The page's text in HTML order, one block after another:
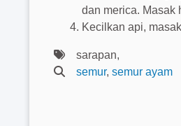
dan merica. Masak
Kecilkan api,
sarapan,
semur, semur ayam